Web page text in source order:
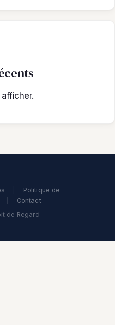
Politique de
Contact
de Regard